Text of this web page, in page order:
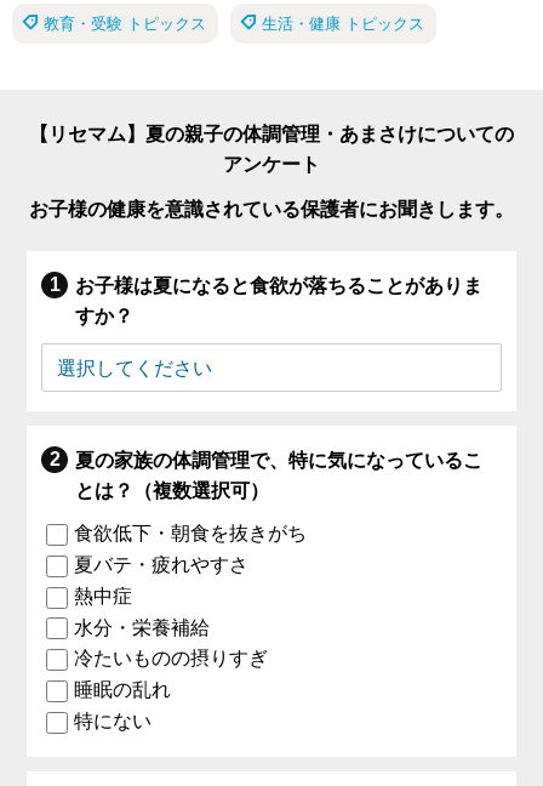
教育・受験 トピックス 生活・健康 トピックス
【リセマム】夏の親子の体調管理・あまさけについての
アンケート
お子様の健康を意識されている保護者にお聞きします。
お子様は夏になると食欲が落ちることがありま
すか？
夏の家族の体調管理で、特に気になっているこ
とは？（複数選択可）
食欲低下・朝食を抜きがち
夏バテ・疲れやすさ
熱中症
水分・栄養補給
冷たいものの摂りすぎ
睡眠の乱れ
特にない